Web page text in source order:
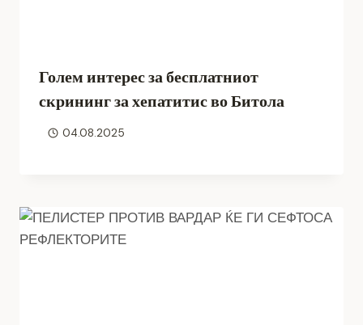
Голем интерес за бесплатниот
скрининг за хепатитис во Битола
04.08.2025